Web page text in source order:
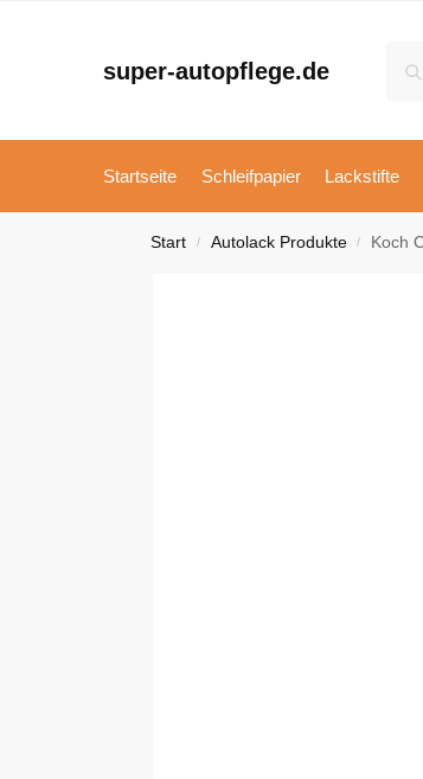
super-autopflege.de
Startseite Schleifpapier Lackstifte
Start / Autolack Produkte / Koch